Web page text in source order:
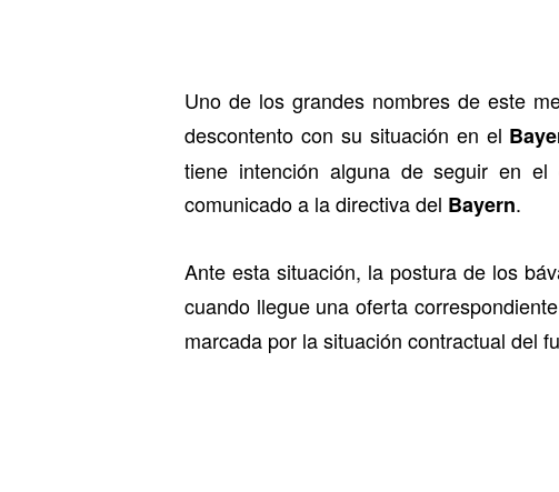
Uno de los grandes nombres de este
descontento con su situación en el
tiene intención alguna de seguir en
comunicado a la directiva del Bayern.
Ante esta situación, la postura de los
cuando llegue una oferta
marcada por la situación contractual del